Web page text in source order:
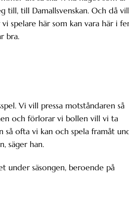
till Damallsvenskan. Och då
spelare här som kan vara här i
bra.
Vi vill pressa motståndaren så
och förlorar vi bollen vill vi ta
så ofta vi kan och spela framåt
säger han.
under säsongen, beroende på